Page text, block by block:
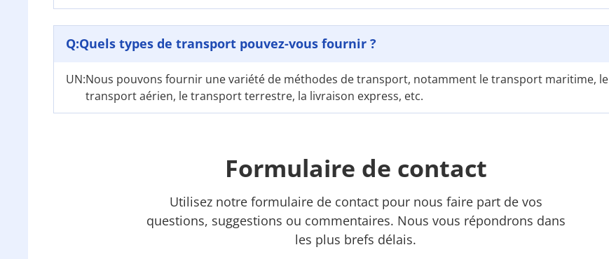
Q:Quels types de transport pouvez-vous fournir ?
UN:Nous pouvons fournir une variété de méthodes de transport, notamment le transport maritime, le
transport aérien, le transport terrestre, la livraison express, etc.
Formulaire de contact
Utilisez notre formulaire de contact pour nous faire part de vos
questions, suggestions ou commentaires. Nous vous répondrons dans
les plus brefs délais.